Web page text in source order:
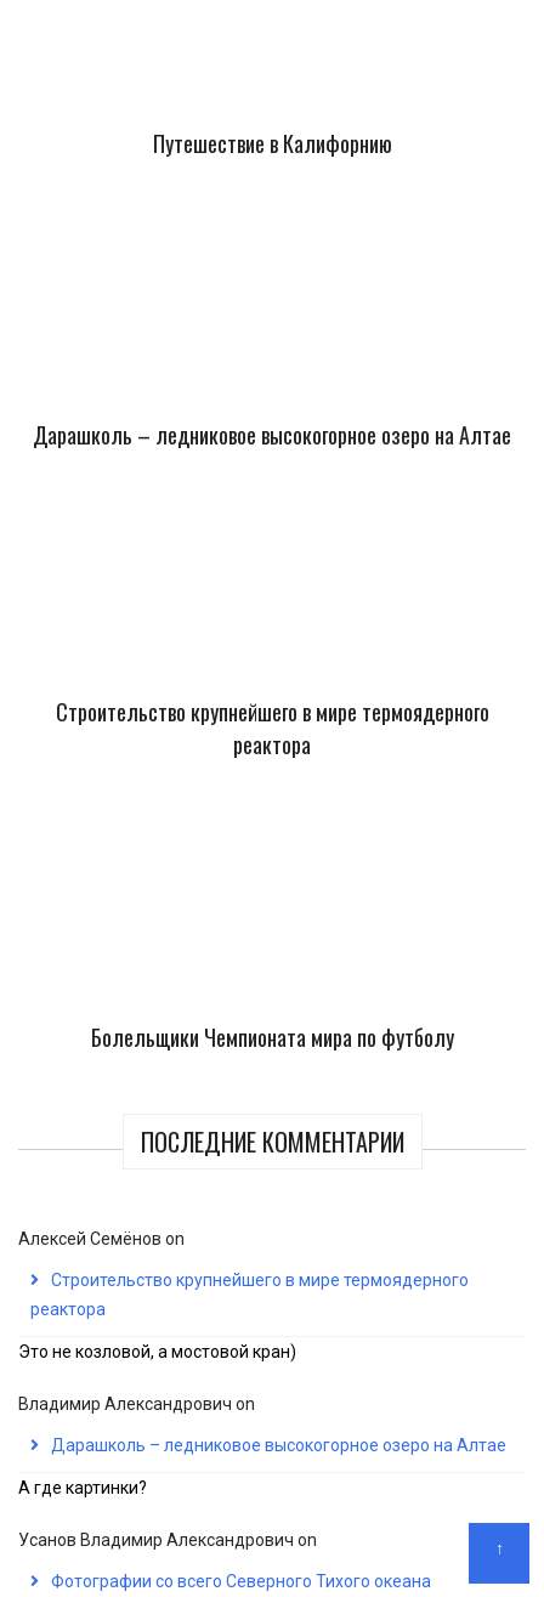
Путешествие в Калифорнию
Дарашколь – ледниковое высокогорное озеро на Алтае
Строительство крупнейшего в мире термоядерного
реактора
Болельщики Чемпионата мира по футболу
ПОСЛЕДНИЕ КОММЕНТАРИИ
Алексей Семёнов on
Строительство крупнейшего в мире термоядерного
реактора
Это не козловой, а мостовой кран)
Владимир Александрович on
Дарашколь – ледниковое высокогорное озеро на Алтае
А где картинки?
Усанов Владимир Александрович on
Фотографии со всего Северного Тихого океана
↑